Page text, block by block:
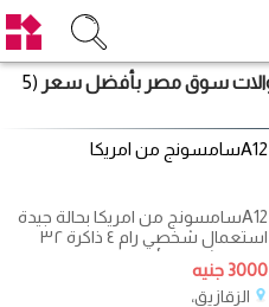
(5
A12سامسونج من امريكا
A12سامسونج من امريكا بحالة جيدة
استعمال شخصي رام ٤ ذاكرة ٣٢
معاة الشاحن الأصلي فقط السعر
3000الجهاز
3000 جنيه
الزقازيق،